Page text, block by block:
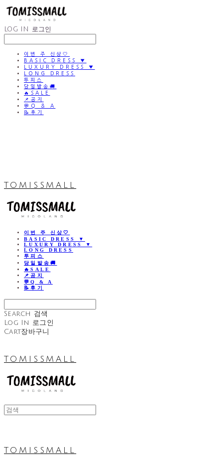
LOG IN 로그인
이번 주 신상🤍
BASIC DRESS ▼
LUXURY DRESS ▼
LONG DRESS
투피스
당일발송🚚
🔥SALE
📌공지
💬Q & A
📝후기
TOMISSMALL
이번 주 신상🤍
BASIC DRESS ▼
LUXURY DRESS ▼
LONG DRESS
투피스
당일발송🚚
🔥SALE
📌공지
💬Q & A
📝후기
Search 검색
Log In 로그인
Cart장바구니
TOMISSMALL
TOMISSMALL